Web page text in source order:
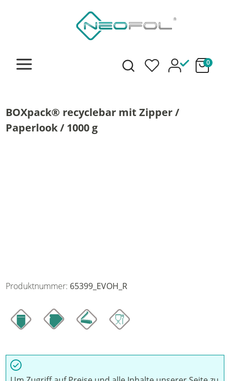
0
BOXpack® recyclebar mit Zipper /
Paperlook / 1000 g
Produktnummer: 65399_EVOH_R